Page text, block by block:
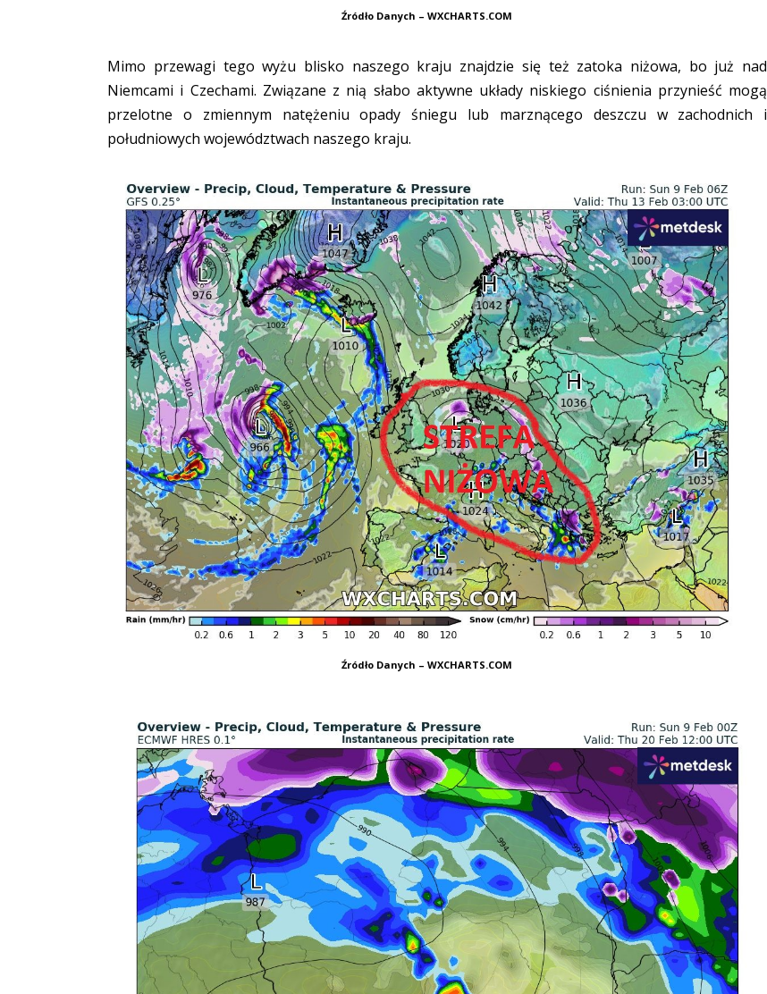
Źródło Danych – WXCHARTS.COM
Mimo przewagi tego wyżu blisko naszego kraju znajdzie się też zatoka niżowa, bo już nad
Niemcami i Czechami. Związane z nią słabo aktywne układy niskiego ciśnienia przynieść mogą
przelotne o zmiennym natężeniu opady śniegu lub marznącego deszczu w zachodnich i
południowych województwach naszego kraju.
Źródło Danych – WXCHARTS.COM